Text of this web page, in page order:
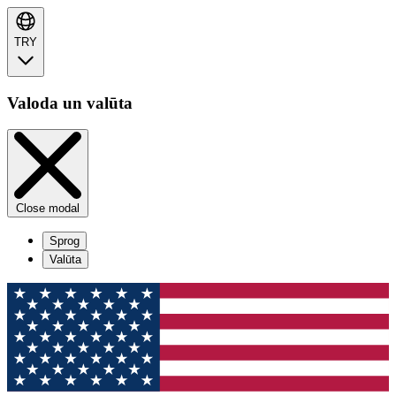
TRY
Valoda un valūta
Close modal
Sprog
Valūta